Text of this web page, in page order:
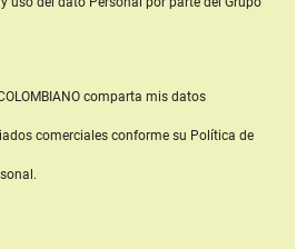
comparta mis datos
comerciales conforme su Política de